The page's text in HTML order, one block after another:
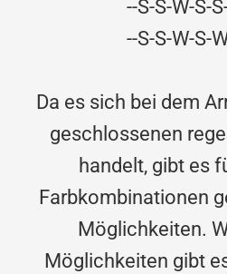
--S-S-W-S-
--S-S-W-S-
Da es sich bei dem
geschlossenen
handelt, gibt es
Farbkombinationen
Möglichkeiten.
Möglichkeiten gibt